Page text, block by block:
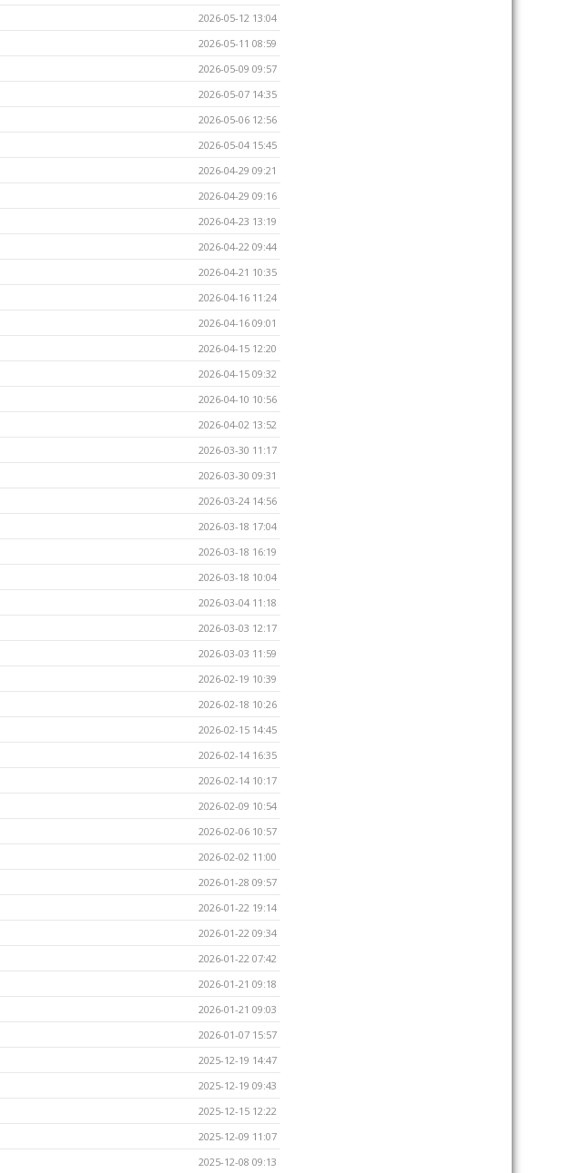
2026-05-12 13:04
2026-05-11 08:59
2026-05-09 09:57
2026-05-07 14:35
2026-05-06 12:56
2026-05-04 15:45
2026-04-29 09:21
2026-04-29 09:16
2026-04-23 13:19
2026-04-22 09:44
2026-04-21 10:35
2026-04-16 11:24
2026-04-16 09:01
2026-04-15 12:20
2026-04-15 09:32
2026-04-10 10:56
2026-04-02 13:52
2026-03-30 11:17
2026-03-30 09:31
2026-03-24 14:56
2026-03-18 17:04
2026-03-18 16:19
2026-03-18 10:04
2026-03-04 11:18
2026-03-03 12:17
2026-03-03 11:59
2026-02-19 10:39
2026-02-18 10:26
2026-02-15 14:45
2026-02-14 16:35
2026-02-14 10:17
2026-02-09 10:54
2026-02-06 10:57
2026-02-02 11:00
2026-01-28 09:57
2026-01-22 19:14
2026-01-22 09:34
2026-01-22 07:42
2026-01-21 09:18
2026-01-21 09:03
2026-01-07 15:57
2025-12-19 14:47
2025-12-19 09:43
2025-12-15 12:22
2025-12-09 11:07
2025-12-08 09:13